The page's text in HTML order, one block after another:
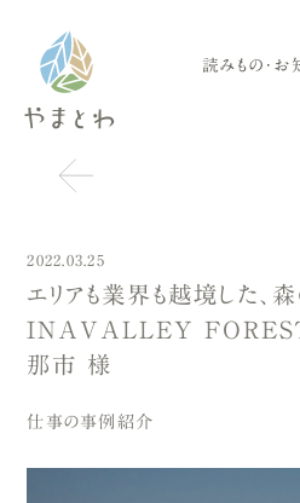
読みもの・お
エリアも業界も越境した、森
INAVALLEY
那市 様
仕事の事例紹介